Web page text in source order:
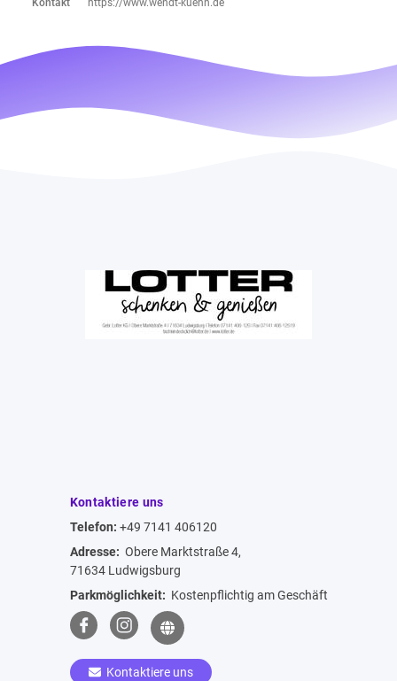
Kontakt
https://www.wendt-kuehn.de
Kontaktiere uns
Telefon: +49 7141 406120
Adresse: Obere Marktstraße 4,
71634 Ludwigsburg
Parkmöglichkeit: Kostenpflichtig am Geschäft
Kontaktiere uns